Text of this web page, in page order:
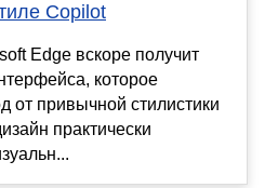
Copilot
Edge вскоре получит
которое
от привычной стилистики
практически